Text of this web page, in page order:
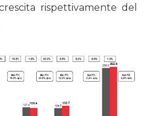
rispettivamente del